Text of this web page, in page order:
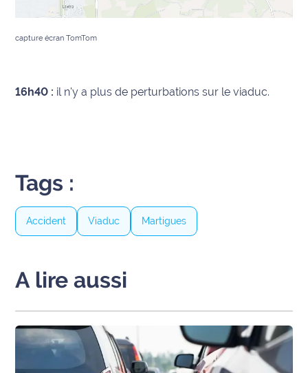
Transport
Contenus
Partenaires
L'invité(e)
coeur
Maritima
capture écran TomTom
16h40 : il n'y a plus de perturbations sur le viaduc.
Tags :
Accident Viaduc Martigues
A lire aussi